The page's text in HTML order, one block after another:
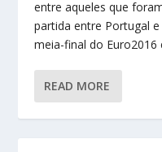
entre aqueles que
partida entre Portugal
meia-final do Euro2016
READ MORE